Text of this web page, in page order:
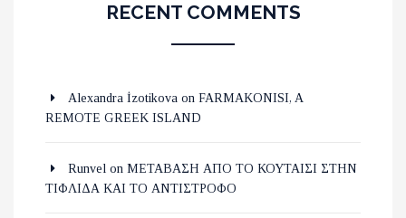
RECENT COMMENTS
Alexandra İzotikova on FARMAKONISI, A
REMOTE GREEK ISLAND
Runvel on ΜΕΤΑΒΑΣΗ ΑΠΟ ΤΟ ΚΟΥΤΑΙΣΙ ΣΤΗΝ
ΤΙΦΛΙΔΑ ΚΑΙ ΤΟ ΑΝΤΙΣΤΡΟΦΟ